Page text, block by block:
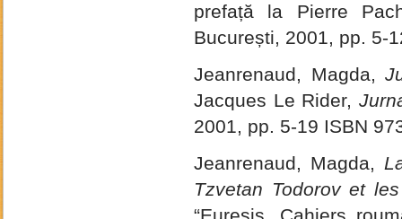
prefață la Pierre
București, 2001, pp. 5-
Jeanrenaud, Magda,
Jacques Le Rider,
2001, pp. 5-19 ISBN
Jeanrenaud, Magda,
Tzvetan Todorov et